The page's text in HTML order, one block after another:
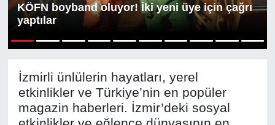
KÖFN boyband oluyor! İki yeni üye için çağrı
yaptılar
İzmirli ünlülerin hayatları, yerel
etkinlikler ve Türkiye’nin en popüler
magazin haberleri. İzmir’deki sosyal
ASAYİŞ
RESMİ REKLAM
Haber Arşivi